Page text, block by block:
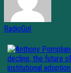
RadioGol